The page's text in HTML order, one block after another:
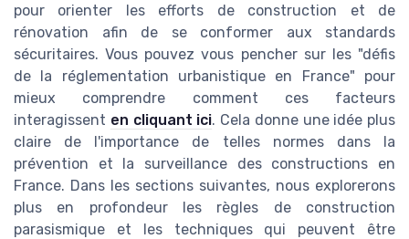
pour orienter les efforts de construction et de
rénovation afin de se conformer aux standards
sécuritaires. Vous pouvez vous pencher sur les "défis
de la réglementation urbanistique en France" pour
mieux comprendre comment ces facteurs
interagissent en cliquant ici. Cela donne une idée plus
claire de l'importance de telles normes dans la
prévention et la surveillance des constructions en
France. Dans les sections suivantes, nous explorerons
plus en profondeur les règles de construction
parasismique et les techniques qui peuvent être